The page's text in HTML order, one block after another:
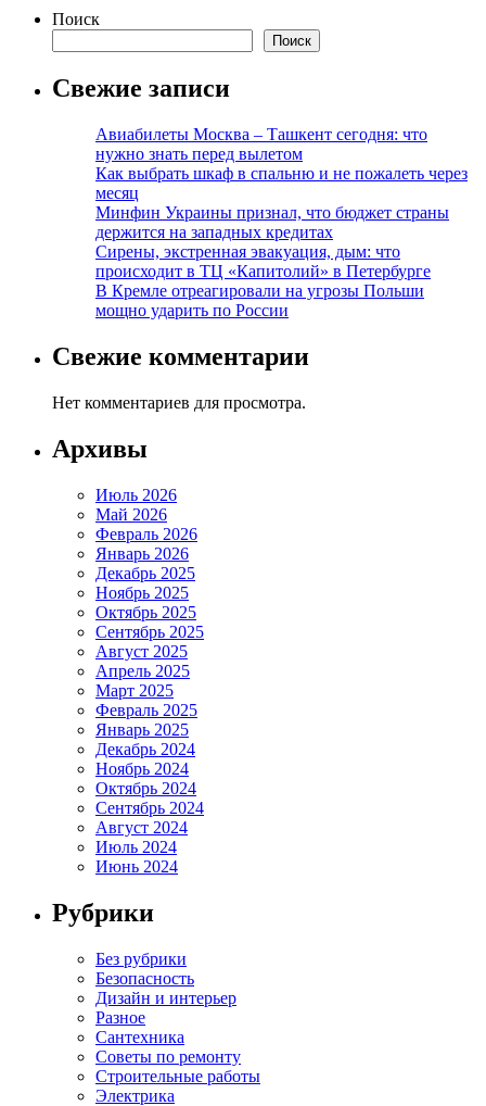
Поиск
Поиск
Свежие записи
Авиабилеты Москва – Ташкент сегодня: что
нужно знать перед вылетом
Как выбрать шкаф в спальню и не пожалеть через
месяц
Минфин Украины признал, что бюджет страны
держится на западных кредитах
Сирены, экстренная эвакуация, дым: что
происходит в ТЦ «Капитолий» в Петербурге
В Кремле отреагировали на угрозы Польши
мощно ударить по России
Свежие комментарии
Нет комментариев для просмотра.
Архивы
Июль 2026
Май 2026
Февраль 2026
Январь 2026
Декабрь 2025
Ноябрь 2025
Октябрь 2025
Сентябрь 2025
Август 2025
Апрель 2025
Март 2025
Февраль 2025
Январь 2025
Декабрь 2024
Ноябрь 2024
Октябрь 2024
Сентябрь 2024
Август 2024
Июль 2024
Июнь 2024
Рубрики
Без рубрики
Безопасность
Дизайн и интерьер
Разное
Сантехника
Советы по ремонту
Строительные работы
Электрика